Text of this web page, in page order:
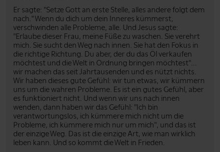
Er sagte: "Setze Gott an erste Stelle, alles andere folgt dem
nach." Wenn du dich um dein Inneres kümmerst,
verschwinden alle Probleme, alle. Und Jesus sagte:
"Erlaube dieser Frau, meine Füße zu waschen. Sie verehrt
mich. Sie sucht den Weg nach innen. Sie hat den Fokus in
die richtige Richtung. Du aber, der du das Öl verkaufen
möchtest und die Welt in Ordnung bringen möchtest"...
wir machen das seit Jahrtausenden und es nützt nichts.
Wir haben dieses gute Gefühl: wir tun etwas, wir kümmern
uns um die wahren Probleme. Es ist ein gutes Gefühl, aber
es funktioniert nicht. Und wenn wir uns nach innen
wenden, dann haben wir das Gefühl: "Ich bin
verantwortungslos, ich kümmere mich nicht um die
Probleme, ich kümmere mich nur um mich", und das ist
der einzige Weg. Das ist die einzige Art, wie man wirklich
leben kann. Und so kommt die Welt in Frieden.